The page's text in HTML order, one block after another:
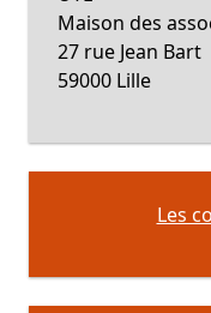
Maison des
27 rue Jean Bart
59000 Lille
Les